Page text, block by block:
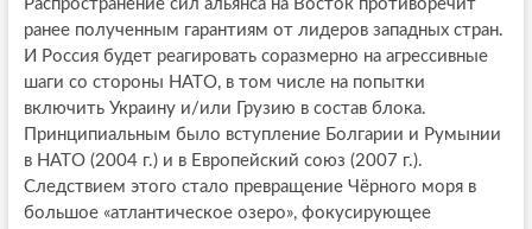
Распространение сил альянса на Восток противоречит
ранее полученным гарантиям от лидеров западных стран.
И Россия будет реагировать соразмерно на агрессивные
шаги со стороны НАТО, в том числе на попытки
включить Украину и/или Грузию в состав блока.
Принципиальным было вступление Болгарии и Румынии
в НАТО (2004 г.) и в Европейский союз (2007 г.).
Следствием этого стало превращение Чёрного моря в
большое «атлантическое озеро», фокусирующее